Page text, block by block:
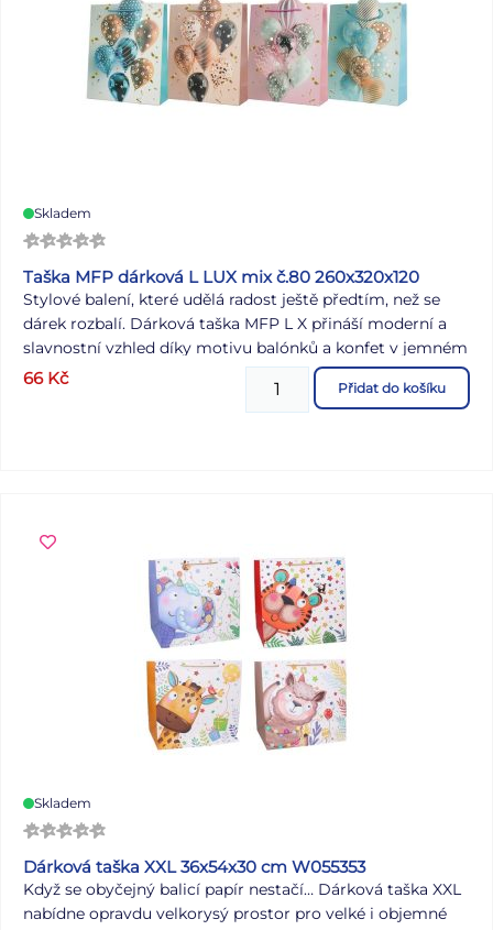
Skladem
Taška MFP dárková L LUX mix č.80 260x320x120
Stylové balení, které udělá radost ještě předtím, než se
dárek rozbalí. Dárková taška MFP L X přináší moderní a
slavnostní vzhled díky motivu balónků a konfet v jemném
3D efektu. Vypadá elegantně, ale přitom si zachovává
hravost, která ke každé oslavě patří. Taška je vyrobena z
zlatobéžová, bílá Dodáváme v mixu 4 barevných
provedení dle aktuální skladové dostupnosti. Uvedená
66 Kč Přidat do košíku
Skladem
Dárková taška XXL 36x54x30 cm W055353
Když se obyčejný balicí papír nestačí… Dárková taška XXL
nabídne opravdu velkorysý prostor pro velké i objemné